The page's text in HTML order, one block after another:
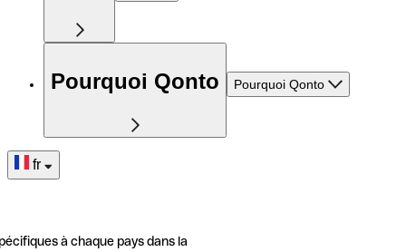
Pourquoi Qonto Pourquoi Qonto
fr
à chaque pays dans la